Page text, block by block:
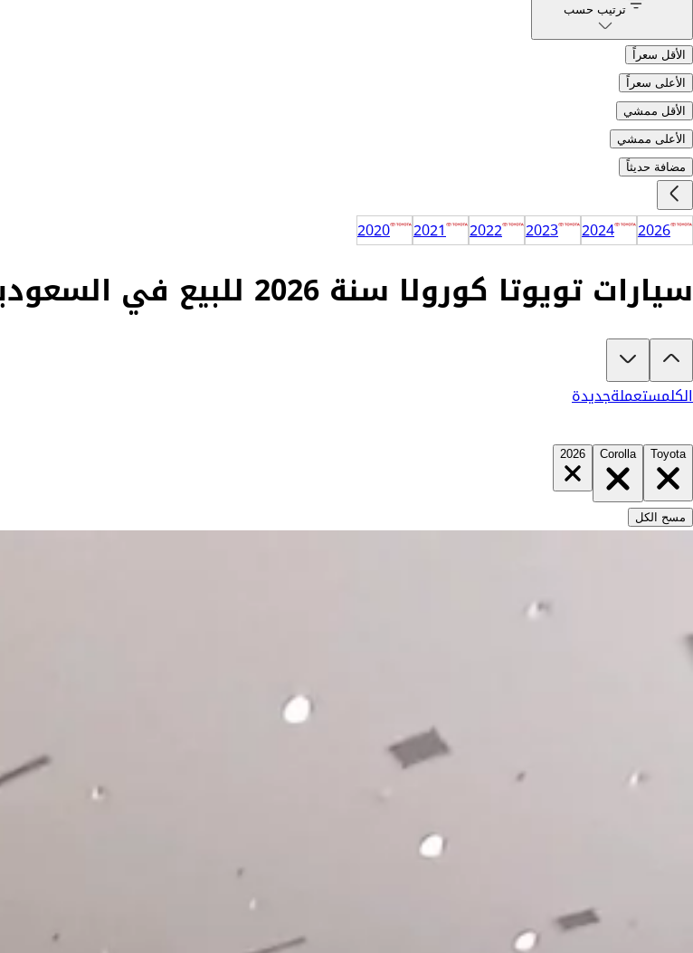
ترتيب حسب
الأقل سعراً
الأعلى سعراً
الأقل ممشي
الأعلى ممشي
مضافة حديثاً
2026
2024
2023
2022
2021
2020
سيارات تويوتا كورولا سنة 2026 للبيع في السعودية
تبغى تشتري تويوتا كورولا 2026؟
الكلمستعملةجديدة
Toyota
Corolla
2026
مسح الكل